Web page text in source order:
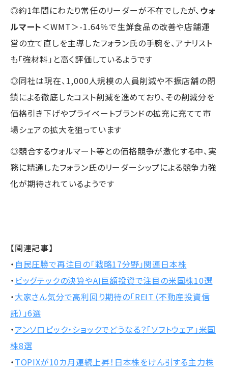
◎約1年間にわたり常任のリーダーが不在でしたが、 ウォ
ルマート＜WMT＞-1.64％で生鮮食品の改善や店舗運
営の立て直しを主導したフォラン氏の手腕を、アナリスト
も「強材料」と高く評価しているようです
◎同社は現在、1,000人規模の人員削減や不振店舗の閉
鎖による徹底したコスト削減を進めており、その削減分を
価格引き下げやプライベートブランドの拡充に充てて市
場シェアの拡大を狙っています
◎競合するウォルマート等との価格競争が激化する中、実
務に精通したフォラン氏のリーダーシップによる競争力強
化が期待されているようです
【関連記事】
・ 自民圧勝で再注目の「戦略17分野」関連日本株
・ ビッグテックの決算やAI巨額投資で注目の米国株10選
・大家さん気分で高利回り期待の「REIT（不動産投資信
託）」6選
・アンソロピック・ショックでどうなる？「ソフトウェア」米国
株8選
・TOPIXが10カ月連続上昇！日本株をけん引する主力株